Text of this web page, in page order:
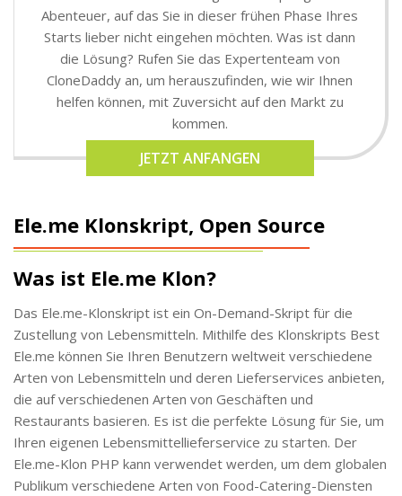
Abenteuer, auf das Sie in dieser frühen Phase Ihres
Starts lieber nicht eingehen möchten. Was ist dann
die Lösung? Rufen Sie das Expertenteam von
CloneDaddy an, um herauszufinden, wie wir Ihnen
helfen können, mit Zuversicht auf den Markt zu
kommen.
JETZT ANFANGEN
Ele.me Klonskript, Open Source
Was ist Ele.me Klon?
Das Ele.me-Klonskript ist ein On-Demand-Skript für die
Zustellung von Lebensmitteln. Mithilfe des Klonskripts Best
Ele.me können Sie Ihren Benutzern weltweit verschiedene
Arten von Lebensmitteln und deren Lieferservices anbieten,
die auf verschiedenen Arten von Geschäften und
Restaurants basieren. Es ist die perfekte Lösung für Sie, um
Ihren eigenen Lebensmittellieferservice zu starten. Der
Ele.me-Klon PHP kann verwendet werden, um dem globalen
Publikum verschiedene Arten von Food-Catering-Diensten